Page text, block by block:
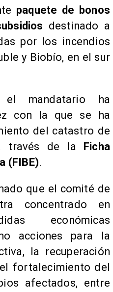
paquete de bonos
destinado a
por los incendios
y Biobío, en el sur
mandatario ha
con la que se ha
del catastro de
través de la Ficha
(FIBE).
que el comité de
concentrado en
económicas
acciones para la
la recuperación
fortalecimiento del
afectados, entre